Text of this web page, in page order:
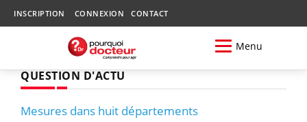
INSCRIPTION CONNEXION CONTACT
Menu
QUESTION D'ACTU
Mesures dans huit départements